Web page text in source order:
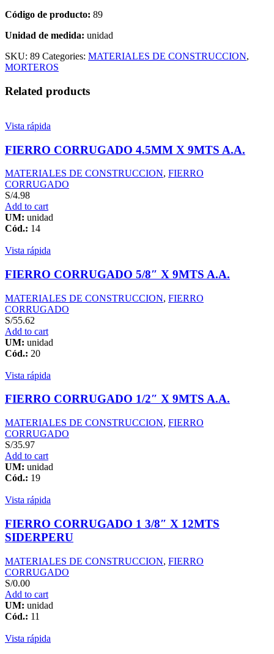
Código de producto: 89
Unidad de medida: unidad
SKU: 89 Categories: MATERIALES DE CONSTRUCCION,
MORTEROS
Related products
Vista rápida
FIERRO CORRUGADO 4.5MM X 9MTS A.A.
MATERIALES DE CONSTRUCCION, FIERRO
CORRUGADO
S/4.98
Add to cart
UM: unidad
Cód.: 14
Vista rápida
FIERRO CORRUGADO 5/8″ X 9MTS A.A.
MATERIALES DE CONSTRUCCION, FIERRO
CORRUGADO
S/55.62
Add to cart
UM: unidad
Cód.: 20
Vista rápida
FIERRO CORRUGADO 1/2″ X 9MTS A.A.
MATERIALES DE CONSTRUCCION, FIERRO
CORRUGADO
S/35.97
Add to cart
UM: unidad
Cód.: 19
Vista rápida
FIERRO CORRUGADO 1 3/8″ X 12MTS
SIDERPERU
MATERIALES DE CONSTRUCCION, FIERRO
CORRUGADO
S/0.00
Add to cart
UM: unidad
Cód.: 11
Vista rápida